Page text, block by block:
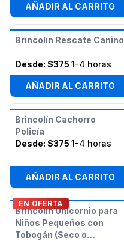
AÑADIR AL CARRITO
Brincolín Rescate Canino
Desde: $375 1-4 horas
AÑADIR AL CARRITO
Brincolín Cachorro
Policía
Desde: $375 1-4 horas
AÑADIR AL CARRITO
EN OFERTA
Brincolín Unicornio para
Niños Pequeños con
Tobogán (Seco o